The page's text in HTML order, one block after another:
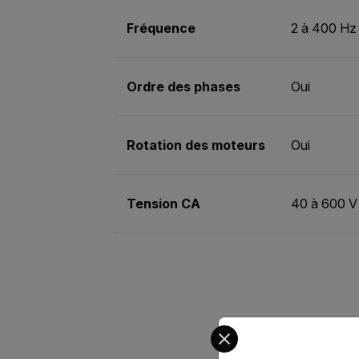
Fréquence 2 à 400 Hz
Ordre des phases Oui
Rotation des moteurs Oui
Tension CA 40 à 600
Select your preferred